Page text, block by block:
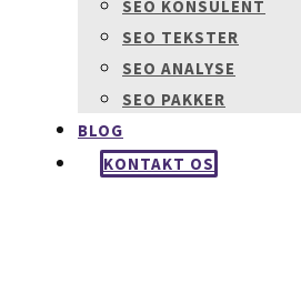
SEO KONSULENT
SEO TEKSTER
SEO ANALYSE
SEO PAKKER
BLOG
KONTAKT OS